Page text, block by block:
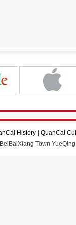
History
QuanCai
Town